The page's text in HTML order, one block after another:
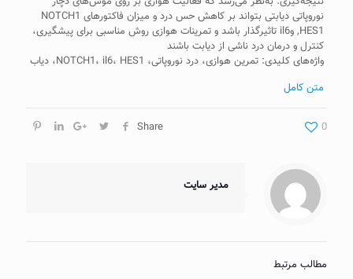
نوروپاتی دیابتی بتواند بر کاهش حس درد و میزان فاکتورهای NOTCH1
HES1, وil6 تاثیر‌گذار باشد و تمرینات هوازی روش مناسبی برای پیشگیری،
کنترل و درمان درد ناشی از دیابت باشند
واژه‌های کلیدی: تمرین هوازی، درد نوروپاتی، NOTCH1، il6، HES1، دیاب
متن کامل
Share 0
مدیر سایت
مطالب مرتبط